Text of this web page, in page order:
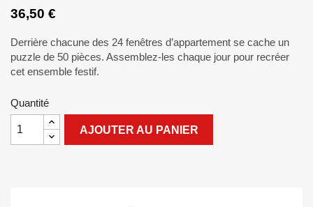
36,50 €
Derrière chacune des 24 fenêtres d’appartement se cache un
puzzle de 50 pièces. Assemblez-les chaque jour pour recréer
cet ensemble festif.
Quantité
AJOUTER AU PANIER